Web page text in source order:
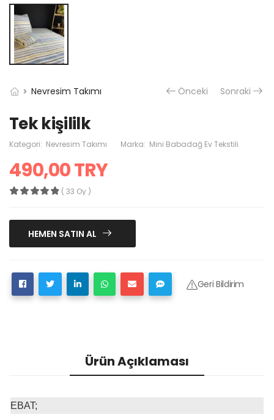
Nevresim Takımı Önceki Sonraki
Tek kişililk
Kategori: Nevresim Takımı Marka: Mini Babadağ Ev Tekstili
490,00 TRY
( 33 Oy )
HEMEN SATIN AL
Geri Bildirim
Ürün Açıklaması
EBAT;